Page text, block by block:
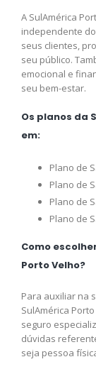
A SulAmérica
independente
seus clientes,
seu público.
emocional e
seu bem-estar.
Os planos da
em:
Plano de
Plano de
Plano de
Plano de
Como
Porto Velho?
Para auxiliar na
SulAmérica
seguro
dúvidas
seja pessoa